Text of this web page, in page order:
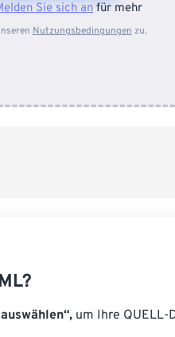
Sie sich an für mehr
Nutzungsbedingungen zu.
um Ihre QUELL-